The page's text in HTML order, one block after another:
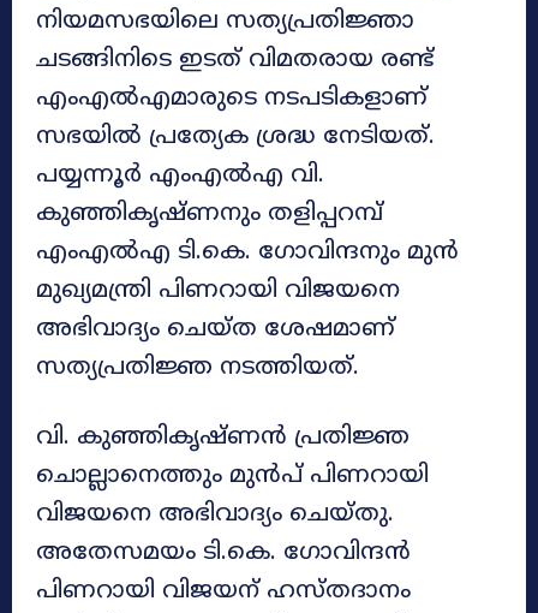
നിയമസഭയിലെ സത്യപ്രതിജ്ഞാ
ചടങ്ങിനിടെ ഇടത് വിമതരായ രണ്ട്
എംഎൽഎമാരുടെ നടപടികളാണ്
സഭയിൽ പ്രത്യേക ശ്രദ്ധ നേടിയത്.
പയ്യന്നൂർ എംഎൽഎ വി.
കുഞ്ഞികൃഷ്ണനും തളിപ്പറമ്പ്
എംഎൽഎ ടി.കെ. ഗോവിന്ദനും മുൻ
മുഖ്യമന്ത്രി പിണറായി വിജയനെ
അഭിവാദ്യം ചെയ്ത ശേഷമാണ്
സത്യപ്രതിജ്ഞ നടത്തിയത്.
വി. കുഞ്ഞികൃഷ്ണൻ പ്രതിജ്ഞ
ചൊല്ലാനെത്തും മുൻപ് പിണറായി
വിജയനെ അഭിവാദ്യം ചെയ്തു.
അതേസമയം ടി.കെ. ഗോവിന്ദൻ
പിണറായി വിജയന് ഹസ്തദാനം